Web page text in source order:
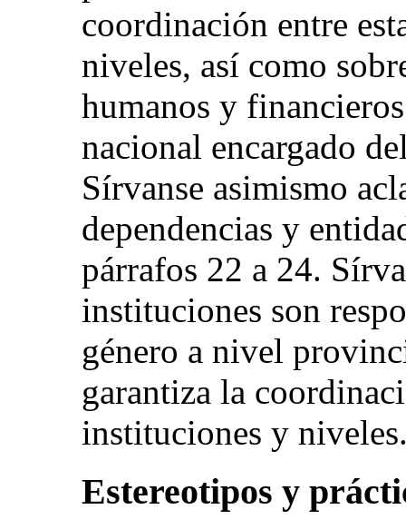
coordinación entre
niveles, así como
humanos y
nacional encargado
Sírvanse asimismo
dependencias y
párrafos 22 a 24.
instituciones son
género a nivel
garantiza la
instituciones y
Estereotipos y